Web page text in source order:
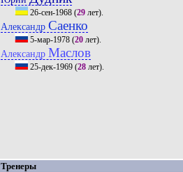
26-сен-1968(29лет).
Александр Саенко
5-мар-1978(20лет).
Александр Маслов
25-дек-1969(28лет).
Тренеры